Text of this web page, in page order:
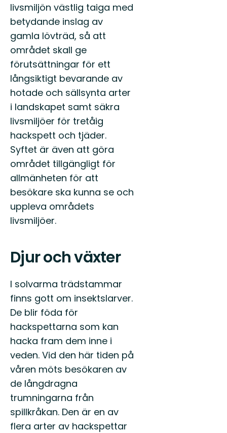
livsmiljön västlig taiga med
betydande inslag av
gamla lövträd, så att
området skall ge
förutsättningar för ett
långsiktigt bevarande av
hotade och sällsynta arter
i landskapet samt säkra
livsmiljöer för tretåig
hackspett och tjäder.
Syftet är även att göra
området tillgängligt för
allmänheten för att
besökare ska kunna se och
uppleva områdets
livsmiljöer.
Djur och växter
I solvarma trädstammar
finns gott om insektslarver.
De blir föda för
hackspettarna som kan
hacka fram dem inne i
veden. Vid den här tiden på
våren möts besökaren av
de långdragna
trumningarna från
spillkråkan. Den är en av
flera arter av hackspettar